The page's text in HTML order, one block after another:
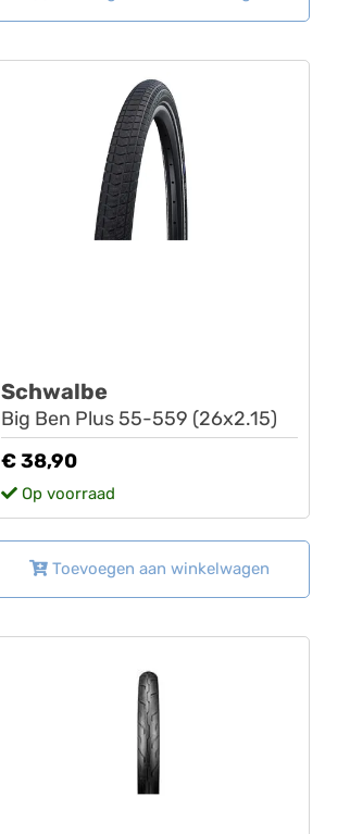
Schwalbe
Big Ben Plus 55-559 (26x2.15)
€ 38,90
Op voorraad
Toevoegen aan winkelwagen